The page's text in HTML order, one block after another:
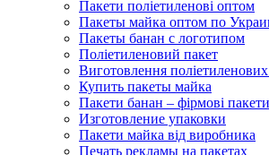
Пакети поліетиленові оптом
Пакеты майка оптом по
Пакеты банан с логотипом
Поліетиленовий пакет
Виготовлення поліетиленових
Купить пакеты майка
Пакети банан – фірмові
Изготовление упаковки
Пакети майка від виробника
Печать рекламы на пакетах